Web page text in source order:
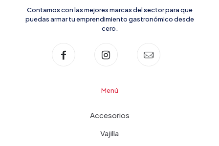
Contamos con las mejores marcas del sector para que
puedas armar tu emprendimiento gastronómico desde
cero.
Menú
Accesorios
Vajilla